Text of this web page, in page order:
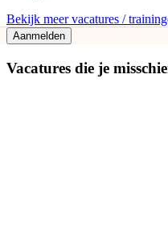
Bekijk meer vacatures /
Aanmelden
Vacatures die je